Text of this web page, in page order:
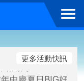
期間：115/08/07-
郵好禮(活動期間：
期間：115/08/07-
更多活動快訊